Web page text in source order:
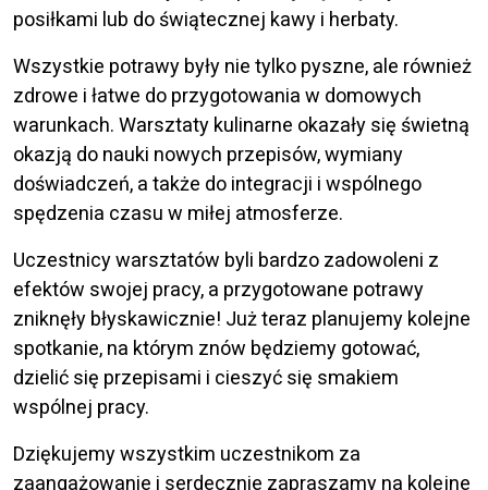
posiłkami lub do świątecznej kawy i herbaty.
Wszystkie potrawy były nie tylko pyszne, ale również
zdrowe i łatwe do przygotowania w domowych
warunkach. Warsztaty kulinarne okazały się świetną
okazją do nauki nowych przepisów, wymiany
doświadczeń, a także do integracji i wspólnego
spędzenia czasu w miłej atmosferze.
Uczestnicy warsztatów byli bardzo zadowoleni z
efektów swojej pracy, a przygotowane potrawy
zniknęły błyskawicznie! Już teraz planujemy kolejne
spotkanie, na którym znów będziemy gotować,
dzielić się przepisami i cieszyć się smakiem
wspólnej pracy.
Dziękujemy wszystkim uczestnikom za
zaangażowanie i serdecznie zapraszamy na kolejne